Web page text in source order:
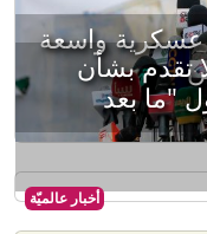
عسكرية واسعة
أخبار عالميّة
تقدم بشأن
"ما بعد